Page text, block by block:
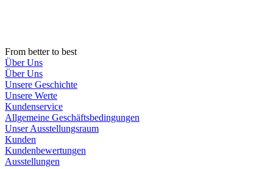
From better to best
Über Uns
Über Uns
Unsere Geschichte
Unsere Werte
Kundenservice
Allgemeine Geschäftsbedingungen
Unser Ausstellungsraum
Kunden
Kundenbewertungen
Ausstellungen